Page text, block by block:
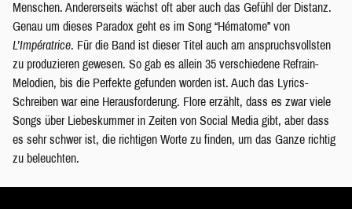
Menschen. Andererseits wächst oft aber auch das Gefühl der Distanz.
Genau um dieses Paradox geht es im Song “Hématome” von
L’Impératrice. Für die Band ist dieser Titel auch am anspruchsvollsten
zu produzieren gewesen. So gab es allein 35 verschiedene Refrain-
Melodien, bis die Perfekte gefunden worden ist. Auch das Lyrics-
Schreiben war eine Herausforderung. Flore erzählt, dass es zwar viele
Songs über Liebeskummer in Zeiten von Social Media gibt, aber dass
es sehr schwer ist, die richtigen Worte zu finden, um das Ganze richtig
zu beleuchten.